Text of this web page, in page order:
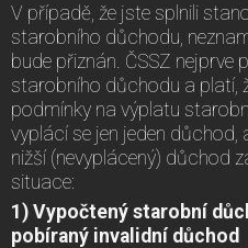
V případě, že jste splnili
starobního důchodu,
bude přiznán. ČSSZ nejprve
starobního důchodu a platí,
podmínky na výplatu
vyplácí se jen jeden důchod,
nižší (nevyplácený) důchod
situace:
1) Vypočtený starobní
pobíraný invalidní důchod